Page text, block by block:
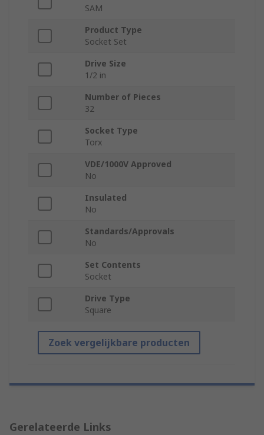
SAM
Product Type
Socket Set
Drive Size
1/2 in
Number of Pieces
32
Socket Type
Torx
VDE/1000V Approved
No
Insulated
No
Standards/Approvals
No
Set Contents
Socket
Drive Type
Square
Zoek vergelijkbare producten
Gerelateerde Links